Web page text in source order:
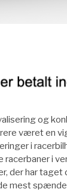
og
været en
i
i
der har taget
mest